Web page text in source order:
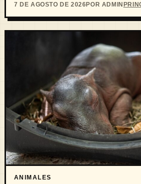
7 DE AGOSTO DE 2026POR ADMIN
ANIMALES